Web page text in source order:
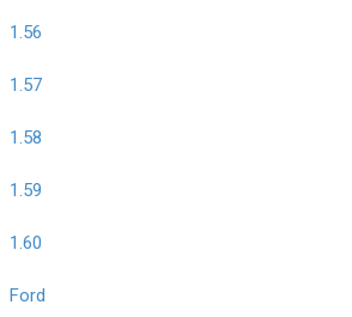
1.56
1.57
1.58
1.59
1.60
Ford